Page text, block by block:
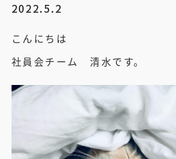
2022.5.2
こんにちは
社員会チーム 清水です。